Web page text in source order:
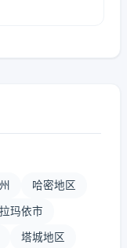
哈密地区
玛依市
塔城地区